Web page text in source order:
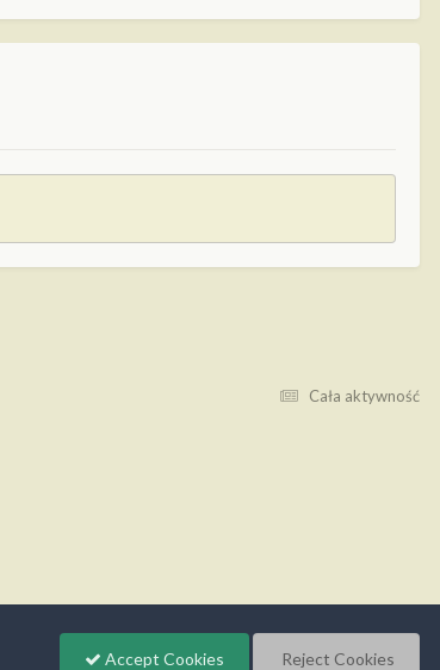
Cała aktywność
Accept Cookies Reject Cookies